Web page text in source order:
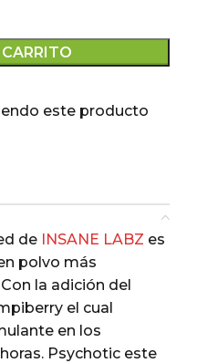
este producto
de INSANE LABZ es
polvo más
la adición del
el cual
en los
Psychotic este